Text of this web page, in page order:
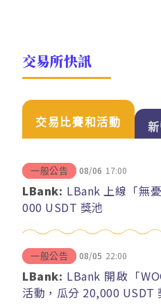
交易所快訊
交易比賽和活動
一般公告 08/06 17:00
LBank: LBank 上線「無
000 USDT 獎池
一般公告 08/05 22:00
LBank: LBank 開啟「
活動，瓜分 20,000 USDT